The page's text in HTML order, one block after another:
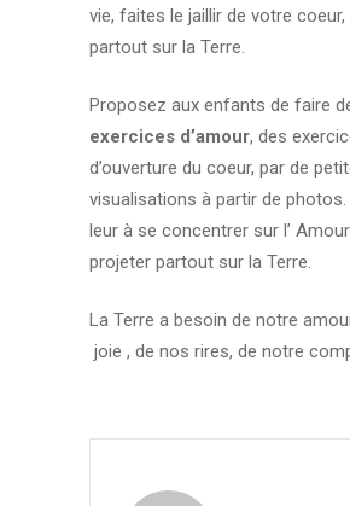
vie, faites le jaillir de votre coeur,
partout sur la Terre.
Proposez aux enfants de faire
exercices d’amour, des
d’ouverture du coeur, par de
visualisations à partir de photos.
leur à se concentrer sur l’
projeter partout sur la Terre.
La Terre a besoin de notre
joie , de nos rires, de notre